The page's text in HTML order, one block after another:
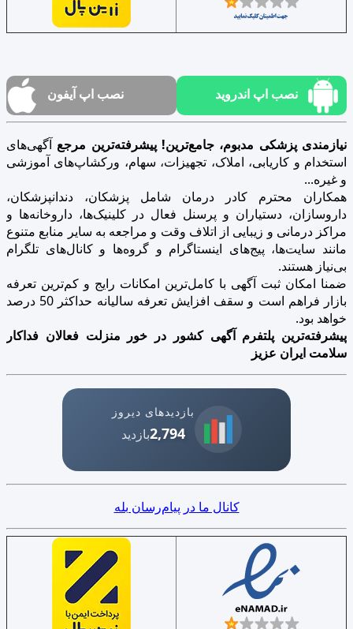
نصب اپ اندروید نصب اپ آیفون
نیازمندی پزشکی مدبوم، جامع‌ترین! پیشرفته‌ترین مرجع آگهی‌های
استخدام و کاریابی، املاک، تجهیزات، سهام، ورکشاپ‌های آموزشی
و غیره...
همکاران محترم کادر درمان شامل پزشکان، دندانپزشکان،
داروسازان، دستیاران و پرسنل فعال در کلینیک‌ها، داروخانه‌ها و
مراکز درمانی و زیبایی از اتلاف وقت و مراجعه به سایر منابع متنوع
مانند سایت‌ها، پیج‌های اینستاگرام و گروه‌ها و کانال‌های تلگرام
بی‌نیاز هستند.
ضمنا امکان ثبت آگهی با کامل‌ترین امکانات رایج و کم‌ترین تعرفه
بازار فراهم است و سقف افزایش تعرفه سالیانه حداکثر 50 درصد
خواهد بود.
پیشرفته‌ترین پلتفرم آگهی کشور در خور منزلت فعالان فداکار
سلامت ایران عزیز
بازدیدهای دیروز
2,794بازدید
کانال ما در پیام‌رسان بله